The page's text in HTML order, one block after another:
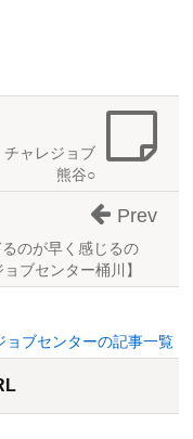
ャレジョブ
熊谷○
のが早く感じるの
ブセンター桶川】
Prev
ブセンターの記事一覧